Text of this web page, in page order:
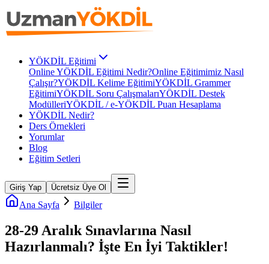
YÖKDİL Eğitimi
Online YÖKDİL Eğitimi Nedir?Online Eğitimimiz Nasıl
Çalışır?YÖKDİL Kelime EğitimiYÖKDİL Grammer
EğitimiYÖKDİL Soru ÇalışmalarıYÖKDİL Destek
ModülleriYÖKDİL / e-YÖKDİL Puan Hesaplama
YÖKDİL Nedir?
Ders Örnekleri
Yorumlar
Blog
Eğitim Setleri
Giriş Yap Ücretsiz Üye Ol
Ana Sayfa Bilgiler
28-29 Aralık Sınavlarına Nasıl
Hazırlanmalı? İşte En İyi Taktikler!